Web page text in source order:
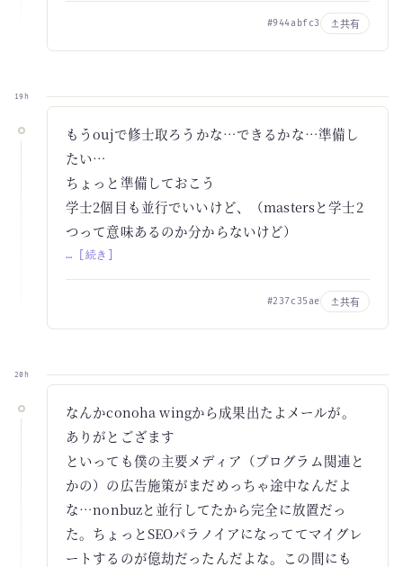
#944abfc3 共有
19h
もうoujで修士取ろうかな…できるかな…準備し
たい…
ちょっと準備しておこう
学士2個目も並行でいいけど、（mastersと学士2
つって意味あるのか分からないけど）
… [続き]
#237c35ae 共有
20h
なんかconoha wingから成果出たよメールが。
ありがとござます
といっても僕の主要メディア（プログラム関連と
かの）の広告施策がまだめっちゃ途中なんだよ
な…nonbuzと並行してたから完全に放置だっ
た。ちょっとSEOパラノイアになっててマイグレ
ートするのが億劫だったんだよな。この間にも